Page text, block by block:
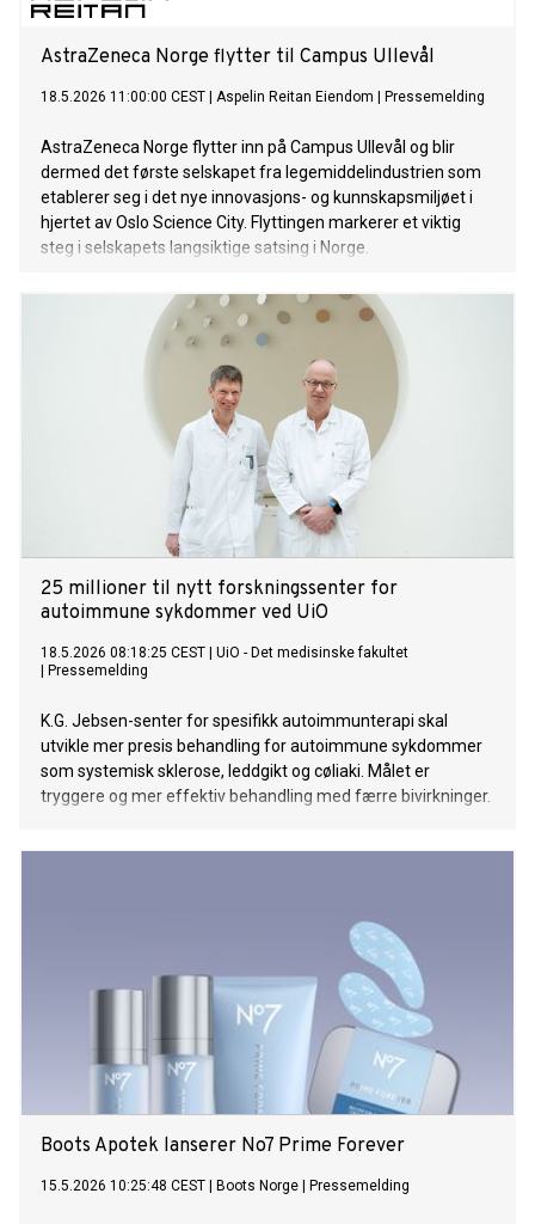
AstraZeneca Norge flytter til Campus Ullevål
18.5.2026 11:00:00 CEST Aspelin Reitan Eiendom Pressemelding
AstraZeneca Norge flytter inn på Campus Ullevål og blir
dermed det første selskapet fra legemiddelindustrien som
etablerer seg i det nye innovasjons- og kunnskapsmiljøet i
hjertet av Oslo Science City. Flyttingen markerer et viktig
steg i selskapets langsiktige satsing i Norge.
25 millioner til nytt forskningssenter for
autoimmune sykdommer ved UiO
18.5.2026 08:18:25 CEST
UiO - Det medisinske fakultet
Pressemelding
K.G. Jebsen-senter for spesifikk autoimmunterapi skal
utvikle mer presis behandling for autoimmune sykdommer
som systemisk sklerose, leddgikt og cøliaki. Målet er
tryggere og mer effektiv behandling med færre bivirkninger.
Boots Apotek lanserer No7 Prime Forever
15.5.2026 10:25:48 CEST Boots Norge Pressemelding